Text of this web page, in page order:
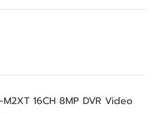
M2XT 16CH 8MP DVR Video